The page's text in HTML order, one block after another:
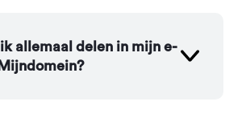
allemaal delen in mijn e-